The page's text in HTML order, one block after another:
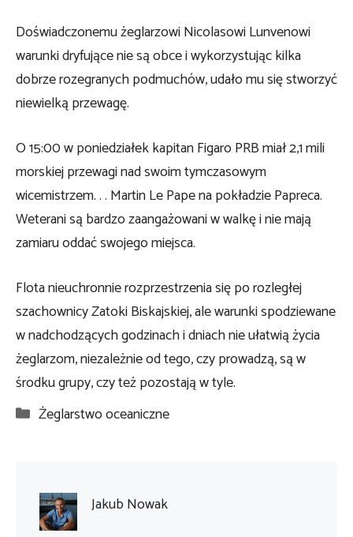
Doświadczonemu żeglarzowi Nicolasowi Lunvenowi
warunki dryfujące nie są obce i wykorzystując kilka
dobrze rozegranych podmuchów, udało mu się stworzyć
niewielką przewagę.
O 15:00 w poniedziałek kapitan Figaro PRB miał 2,1 mili
morskiej przewagi nad swoim tymczasowym
wicemistrzem. . . Martin Le Pape na pokładzie Papreca.
Weterani są bardzo zaangażowani w walkę i nie mają
zamiaru oddać swojego miejsca.
Flota nieuchronnie rozprzestrzenia się po rozległej
szachownicy Zatoki Biskajskiej, ale warunki spodziewane
w nadchodzących godzinach i dniach nie ułatwią życia
żeglarzom, niezależnie od tego, czy prowadzą, są w
środku grupy, czy też pozostają w tyle.
Kategorie
Żeglarstwo oceaniczne
Jakub Nowak